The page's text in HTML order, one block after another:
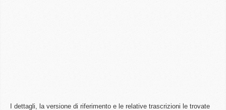
I dettagli, la versione di riferimento e le relative trascrizioni le trovate